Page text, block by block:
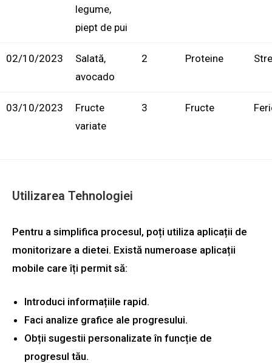
legume,
piept de pui
02/10/2023
Salată,
avocado
2 Proteine
03/10/2023
Fructe
variate
3 Fructe
Utilizarea Tehnologiei
Pentru a simplifica procesul, poți utiliza aplicații de
monitorizare a dietei. Există numeroase aplicații
mobile care îți permit să:
Introduci informațiile rapid.
Faci analize grafice ale progresului.
Obții sugestii personalizate în funcție de
progresul tău.